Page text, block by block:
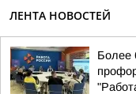
ЛЕНТА НОВОСТЕЙ
Более